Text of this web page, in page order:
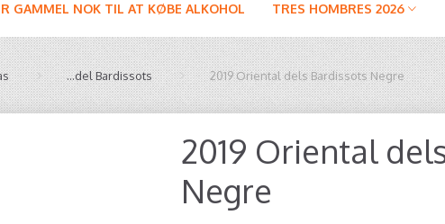
GAMMEL NOK TIL AT KØBE ALKOHOL TRES HOMBRES 2026
...del Bardissots 2019 Oriental dels Bardissots Negre
2019 Oriental
Negre